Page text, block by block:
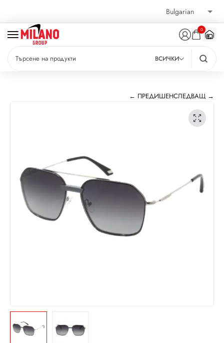
0
ВСИЧКИ
← ПРЕДИШЕНСЛЕДВАЩ →